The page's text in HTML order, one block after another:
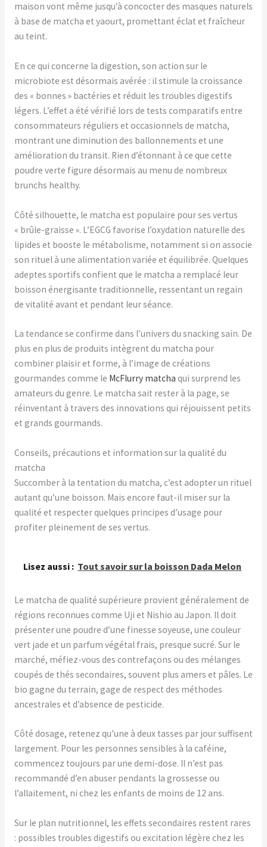
maison vont même jusqu’à concocter des masques naturels
à base de matcha et yaourt, promettant éclat et fraîcheur
au teint.
En ce qui concerne la digestion, son action sur le
microbiote est désormais avérée : il stimule la croissance
des « bonnes » bactéries et réduit les troubles digestifs
légers. L’effet a été vérifié lors de tests comparatifs entre
consommateurs réguliers et occasionnels de matcha,
montrant une diminution des ballonnements et une
amélioration du transit. Rien d’étonnant à ce que cette
poudre verte figure désormais au menu de nombreux
brunchs healthy.
Côté silhouette, le matcha est populaire pour ses vertus
« brûle-graisse ». L’EGCG favorise l’oxydation naturelle des
lipides et booste le métabolisme, notamment si on associe
son rituel à une alimentation variée et équilibrée. Quelques
adeptes sportifs confient que le matcha a remplacé leur
boisson énergisante traditionnelle, ressentant un regain
de vitalité avant et pendant leur séance.
La tendance se confirme dans l’univers du snacking sain. De
plus en plus de produits intègrent du matcha pour
combiner plaisir et forme, à l’image de créations
gourmandes comme le McFlurry matcha qui surprend les
amateurs du genre. Le matcha sait rester à la page, se
réinventant à travers des innovations qui réjouissent petits
et grands gourmands.
Conseils, précautions et information sur la qualité du
matcha
Succomber à la tentation du matcha, c’est adopter un rituel
autant qu’une boisson. Mais encore faut-il miser sur la
qualité et respecter quelques principes d’usage pour
profiter pleinement de ses vertus.
Lisez aussi : Tout savoir sur la boisson Dada Melon
Le matcha de qualité supérieure provient généralement de
régions reconnues comme Uji et Nishio au Japon. Il doit
présenter une poudre d’une finesse soyeuse, une couleur
vert jade et un parfum végétal frais, presque sucré. Sur le
marché, méfiez-vous des contrefaçons ou des mélanges
coupés de thés secondaires, souvent plus amers et pâles. Le
bio gagne du terrain, gage de respect des méthodes
ancestrales et d’absence de pesticide.
Côté dosage, retenez qu’une à deux tasses par jour suffisent
largement. Pour les personnes sensibles à la caféine,
commencez toujours par une demi-dose. Il n’est pas
recommandé d’en abuser pendants la grossesse ou
l’allaitement, ni chez les enfants de moins de 12 ans.
Sur le plan nutritionnel, les effets secondaires restent rares
: possibles troubles digestifs ou excitation légère chez les